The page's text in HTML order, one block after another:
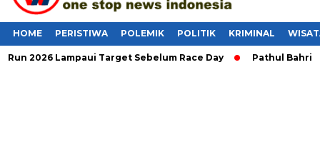
HOME PERISTIWA POLEMIK POLITIK KRIMINAL
Lampaui Target Sebelum Race Day Pathul Bahri